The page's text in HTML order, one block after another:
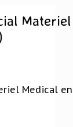
Materiel
Medical en